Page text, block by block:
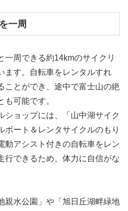
一周
一周できる約14kmのサイクリ
ます。自転車をレンタルすれ
ことができ、途中で富士山の絶
可能です。
ショップには、「山中湖サイク
ボート＆レンタサイクルのもり
動アシスト付きの自転車をレン
行できるため、体力に自信がな
親水公園」や「旭日丘湖畔緑地